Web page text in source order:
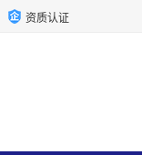
资质认证